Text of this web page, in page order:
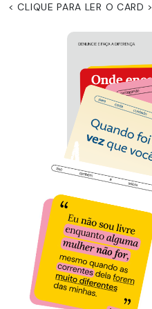
< CLIQUE PARA LER O CARD >